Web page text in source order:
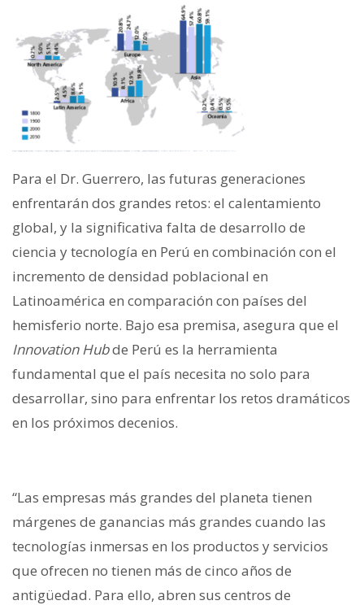
Para el Dr. Guerrero, las futuras generaciones
enfrentarán dos grandes retos: el calentamiento
global, y la significativa falta de desarrollo de
ciencia y tecnología en Perú en combinación con el
incremento de densidad poblacional en
Latinoamérica en comparación con países del
hemisferio norte. Bajo esa premisa, asegura que el
Innovation Hubde Perú es la herramienta
fundamental que el país necesita no solo para
desarrollar, sino para enfrentar los retos dramáticos
en los próximos decenios.
“Las empresas más grandes del planeta tienen
márgenes de ganancias más grandes cuando las
tecnologías inmersas en los productos y servicios
que ofrecen no tienen más de cinco años de
antigüedad. Para ello, abren sus centros de